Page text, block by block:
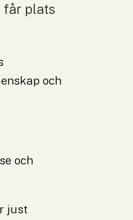
får plats
och
och
just